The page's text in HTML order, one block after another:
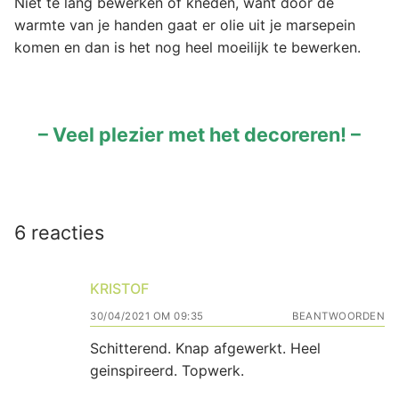
warmte van je handen gaat er olie uit je marsepein
komen en dan is het nog heel moeilijk te bewerken.
– Veel plezier met het decoreren! –
6 reacties
KRISTOF
30/04/2021 OM 09:35 BEANTWOORDEN
Schitterend. Knap afgewerkt. Heel
geinspireerd. Topwerk.